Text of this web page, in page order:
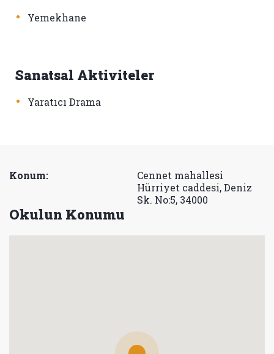
• Yemekhane
Sanatsal Aktiviteler
• Yaratıcı Drama
Konum:
Cennet mahallesi
Hürriyet caddesi, Deniz
Sk. No:5, 34000
Okulun Konumu